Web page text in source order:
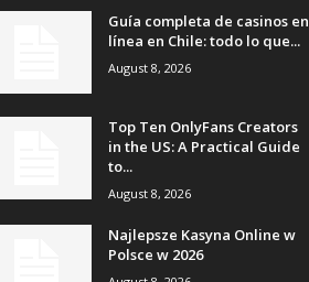
Guía completa de casinos en
línea en Chile: todo lo que...
August 8, 2026
Top Ten OnlyFans Creators
in the US: A Practical Guide
to...
August 8, 2026
Najlepsze Kasyna Online w
Polsce w 2026